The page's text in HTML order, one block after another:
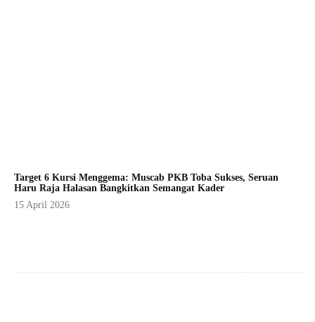
Target 6 Kursi Menggema: Muscab PKB Toba Sukses, Seruan
Haru Raja Halasan Bangkitkan Semangat Kader
15 April 2026